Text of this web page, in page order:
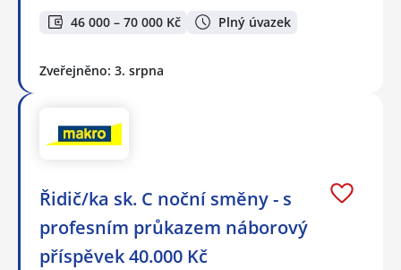
46 000 – 70 000 Kč Plný úvazek
Zveřejněno: 3. srpna
Řidič/ka sk. C noční směny - s
profesním průkazem náborový
příspěvek 40.000 Kč